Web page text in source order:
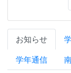
お知らせ
学年通信